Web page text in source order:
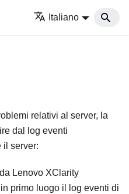
Italiano
relativi al server, la
dal log eventi
il server:
Lenovo XClarity
primo luogo il log eventi di